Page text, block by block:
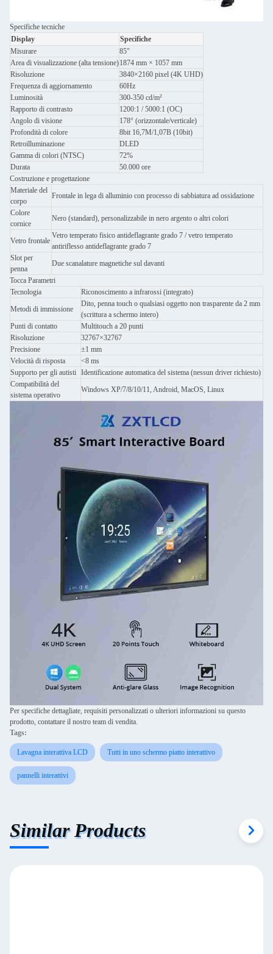
Specifiche tecniche
Display
Specifiche
Misurare
85"
Area di visualizzazione (alta tensione)1874 mm × 1057 mm
Risoluzione
3840×2160 pixel (4K UHD)
Frequenza di aggiornamento
60Hz
Luminosità
300-350 cd/m²
Rapporto di contrasto
1200:1 / 5000:1 (OC)
Angolo di visione
178° (orizzontale/verticale)
Profondità di colore
8bit 16,7M/1,07B (10bit)
Retroilluminazione
DLED
Gamma di colori (NTSC)
72%
Durata
50.000 ore
Costruzione e progettazione
Materiale del
corpo
Frontale in lega di alluminio con processo di sabbiatura ad ossidazione
Colore
cornice
Nero (standard), personalizzabile in nero argento o altri colori
Vetro frontale
Vetro temperato fisico antideflagrante grado 7 / vetro temperato
antiriflesso antideflagrante grado 7
Slot per
penna
Due scanalature magnetiche sul davanti
Tocca Parametri
Tecnologia
Riconoscimento a infrarossi (integrato)
Metodi di immissione
Dito, penna touch o qualsiasi oggetto non trasparente da 2 mm
(scrittura a schermo intero)
Punti di contatto
Multitouch a 20 punti
Risoluzione
32767×32767
Precisione
±1 mm
Velocità di risposta
<8 ms
Supporto per gli autisti Identificazione automatica del sistema (nessun driver richiesto)
Compatibilità del
sistema operativo
Windows XP/7/8/10/11, Android, MacOS, Linux
Per specifiche dettagliate, requisiti personalizzati o ulteriori informazioni su questo
prodotto, contattare il nostro team di vendita.
Tags:
Lavagna interattiva LCD Tutti in uno schermo piatto interattivo
pannelli interattivi
Similar Products